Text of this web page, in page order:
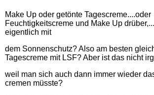
Make Up oder getönte Tagescreme....oder
Feuchtigkeitscreme und Make Up
eigentlich mit
dem Sonnenschutz? Also am besten
Tagescreme mit LSF? Aber ist das nicht
weil man sich auch dann immer wieder
cremen müsste?